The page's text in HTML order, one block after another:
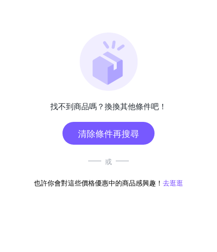
找不到商品嗎？換換其他條件吧！
清除條件再搜尋
或
也許你會對這些價格優惠中的商品感興趣！ 去逛逛